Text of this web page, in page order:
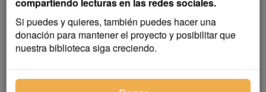
Cuento
—¡Gusta usted que le sirva, cabayero!
—Sí, señor.
Si puedes y quieres, también puedes hacer una
donación para mantener el proyecto y posibilitar que
nuestra biblioteca siga creciendo.